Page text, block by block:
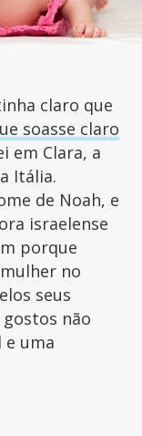
claro que
soasse claro
em Clara, a
Itália.
de Noah, e
israelense
porque
no
seus
não
e uma